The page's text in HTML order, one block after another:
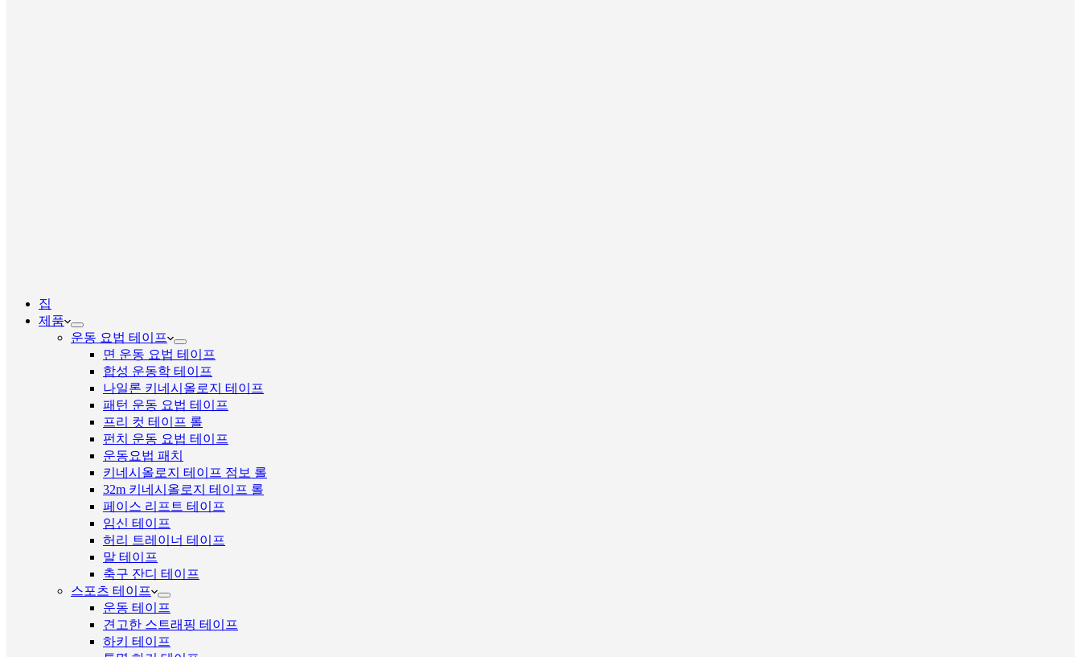
집
제품
운동 요법 테이프
면 운동 요법 테이프
합성 운동학 테이프
나일론 키네시올로지 테이프
패턴 운동 요법 테이프
프리 컷 테이프 롤
펀치 운동 요법 테이프
운동요법 패치
키네시올로지 테이프 점보 롤
32m 키네시올로지 테이프 롤
페이스 리프트 테이프
임신 테이프
허리 트레이너 테이프
말 테이프
축구 잔디 테이프
스포츠 테이프
운동 테이프
견고한 스트래핑 테이프
하키 테이프